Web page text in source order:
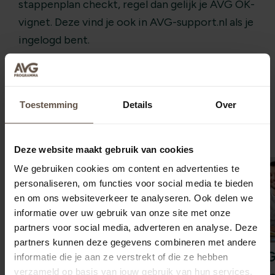
Toestemming Details Over
Deze website maakt gebruik van cookies
We gebruiken cookies om content en advertenties te
personaliseren, om functies voor social media te bieden
en om ons websiteverkeer te analyseren. Ook delen we
informatie over uw gebruik van onze site met onze
partners voor social media, adverteren en analyse. Deze
partners kunnen deze gegevens combineren met andere
informatie die je aan ze verstrekt of die ze hebben
verzameld op basis van jouw gebruik van hun services.
stappenplan checkt, regel dan gelijk je AVG OK-
vignet. Deze vind je ook in AVG-support.nl als je
ingelogd bent.
Meer nieuws
Nieuwe